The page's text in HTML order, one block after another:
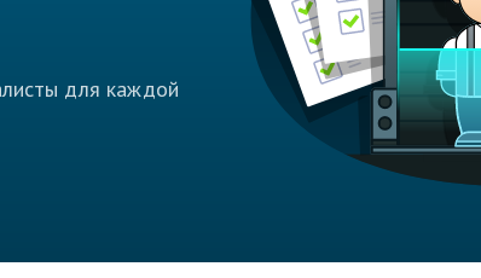
для каждой